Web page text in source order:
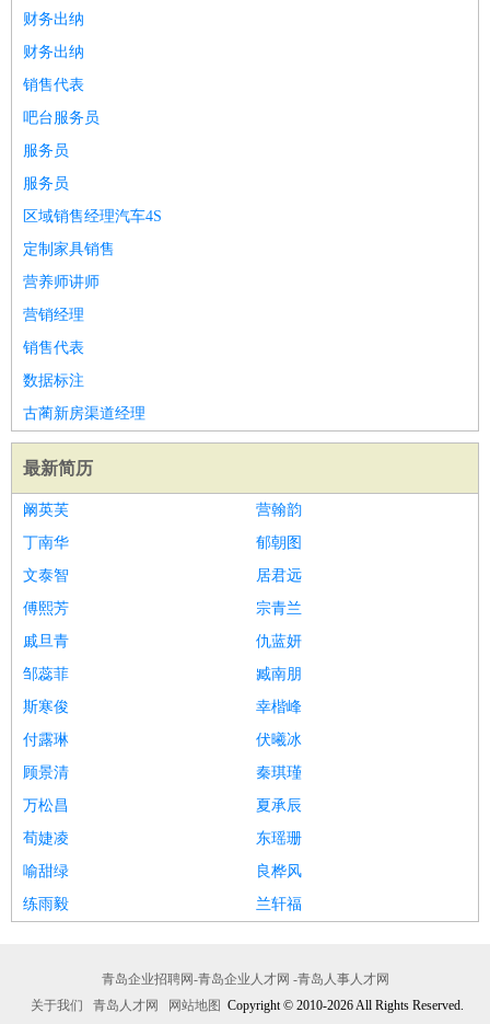
财务出纳
财务出纳
销售代表
吧台服务员
服务员
服务员
区域销售经理汽车4S
定制家具销售
营养师讲师
营销经理
销售代表
数据标注
古蔺新房渠道经理
最新简历
阚英芙
营翰韵
丁南华
郁朝图
文泰智
居君远
傅熙芳
宗青兰
戚旦青
仇蓝妍
邹蕊菲
臧南朋
斯寒俊
幸楷峰
付露琳
伏曦冰
顾景清
秦琪瑾
万松昌
夏承辰
荀婕凌
东瑶珊
喻甜绿
良桦风
练雨毅
兰轩福
青岛企业招聘网-青岛企业人才网 -青岛人事人才网
关于我们
青岛人才网 网站地图 Copyright © 2010-2026 All Rights Reserved.